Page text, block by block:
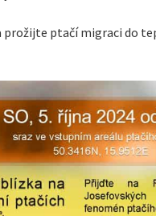
ptačí migraci do